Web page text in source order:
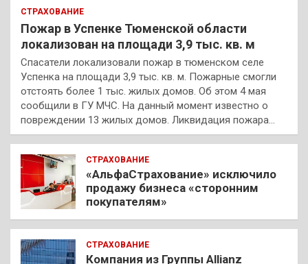
СТРАХОВАНИЕ
Пожар в Успенке Тюменской области
локализован на площади 3,9 тыс. кв. м
Спасатели локализовали пожар в тюменском селе
Успенка на площади 3,9 тыс. кв. м. Пожарные смогли
отстоять более 1 тыс. жилых домов. Об этом 4 мая
сообщили в ГУ МЧС. На данный момент известно о
повреждении 13 жилых домов. Ликвидация пожара…
СТРАХОВАНИЕ
«АльфаСтрахование» исключило
продажу бизнеса «сторонним
покупателям»
СТРАХОВАНИЕ
Компания из Группы Allianz